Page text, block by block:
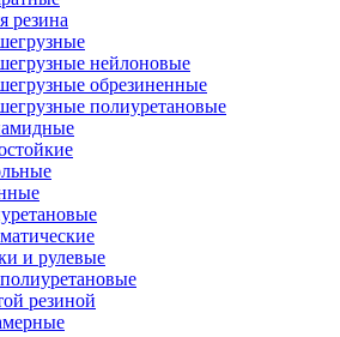
резина
нейлоновые
обрезиненные
полиуретановые
и рулевые
резиной